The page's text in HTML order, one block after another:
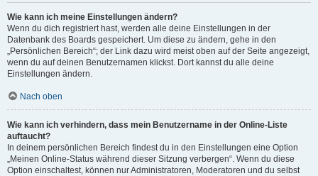
Wie kann ich meine Einstellungen ändern?
Wenn du dich registriert hast, werden alle deine Einstellungen in der
Datenbank des Boards gespeichert. Um diese zu ändern, gehe in den
„Persönlichen Bereich“; der Link dazu wird meist oben auf der Seite angezeigt,
wenn du auf deinen Benutzernamen klickst. Dort kannst du alle deine
Einstellungen ändern.
Nach oben
Wie kann ich verhindern, dass mein Benutzername in der Online-Liste
auftaucht?
In deinem persönlichen Bereich findest du in den Einstellungen eine Option
„Meinen Online-Status während dieser Sitzung verbergen“. Wenn du diese
Option einschaltest, können nur Administratoren, Moderatoren und du selbst